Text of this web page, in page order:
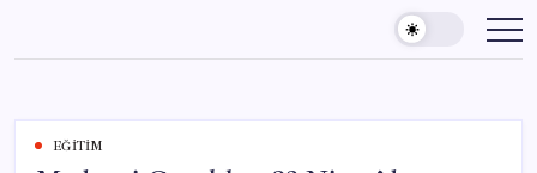
content
EĞITIM